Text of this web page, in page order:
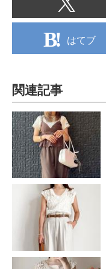
はてブ
関連記事